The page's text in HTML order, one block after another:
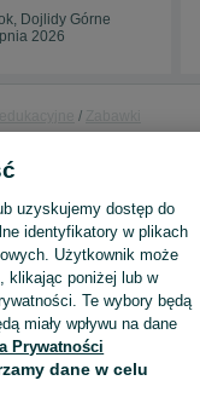
Dojlidy Górne
2026
Wyświetlenia:
Kup
uzyskujemy dostęp do
identyfikatory w plikach
Użytkownik może
klikając poniżej lub w
Te wybory będą
miały wpływu na dane
Prywatności
dane w celu